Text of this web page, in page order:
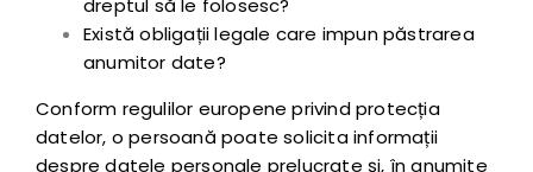
dreptul să le folosesc?
Există obligații legale care impun păstrarea
anumitor date?
Conform regulilor europene privind protecția
datelor, o persoană poate solicita informații
despre datele personale prelucrate și, în anumite